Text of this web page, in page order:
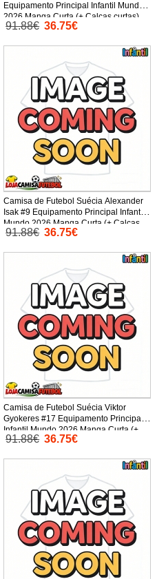
Equipamento Principal Infantil Mundo
2026 Manga Curta (+ Calças curtas)
91.88€ 36.75€
Camisa de Futebol Suécia Alexander
Isak #9 Equipamento Principal Infantil
Mundo 2026 Manga Curta (+ Calças
curtas)
91.88€ 36.75€
Camisa de Futebol Suécia Viktor
Gyokeres #17 Equipamento Principal
Infantil Mundo 2026 Manga Curta (+
Calças curtas)
91.88€ 36.75€